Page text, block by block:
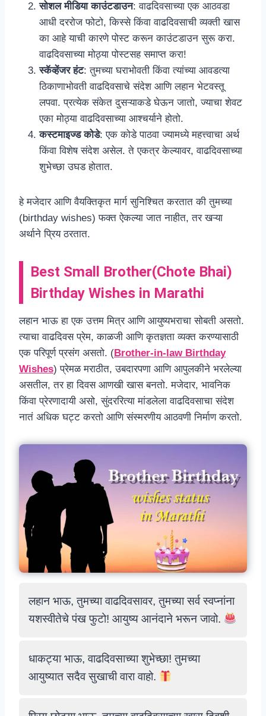
सोशल मीडिया काउंटडाउन: वाढदिवसाच्या एक आठवडा
आधी दररोज फोटो, किस्से किंवा वाढदिवसाची व्यक्ती खास
का आहे याची कारणे पोस्ट करून काउंटडाउन सुरू करा.
वाढदिवसाच्या मोठ्या पोस्टसह समाप्त करा!
स्कॅव्हेंजर हंट: तुमच्या घराभोवती किंवा त्यांच्या आवडत्या
ठिकाणाभोवती वाढदिवसाचे संदेश आणि लहान भेटवस्तू
लपवा. प्रत्येक संकेत दुसऱ्याकडे घेऊन जातो, ज्याचा शेवट
एका मोठ्या वाढदिवसाच्या आश्चर्याने होतो.
कस्टमाइज्ड कोडे: एक कोडे पाठवा ज्यामध्ये महत्त्वाचा अर्थ
किंवा विशेष संदेश असेल. ते एकत्र केल्यावर, वाढदिवसाच्या
शुभेच्छा उघड होतात.
हे मजेदार आणि वैयक्तिकृत मार्ग सुनिश्चित करतात की तुमच्या
(birthday wishes) फक्त ऐकल्या जात नाहीत, तर खऱ्या
अर्थाने प्रिय ठरतात.
Best Small Brother(Chote Bhai)
Birthday Wishes in Marathi
लहान भाऊ हा एक उत्तम मित्र आणि आयुष्यभराचा सोबती असतो.
त्याचा वाढदिवस प्रेम, काळजी आणि कृतज्ञता व्यक्त करण्यासाठी
एक परिपूर्ण प्रसंग असतो. (Brother-in-law Birthday
Wishes) प्रेमळ मराठीत, उबदारपणा आणि आपुलकीने भरलेल्या
असतील, तर हा दिवस आणखी खास बनतो. मजेदार, भावनिक
किंवा प्रेरणादायी असो, सुंदररित्या मांडलेला वाढदिवसाचा संदेश
नातं अधिक घट्ट करतो आणि संस्मरणीय आठवणी निर्माण करतो.
लहान भाऊ, तुमच्या वाढदिवसावर, तुमच्या सर्व स्वप्नांना
यशस्वीतेचे पंख फुटो! आयुष्य आनंदाने भरून जावो.
धाकट्या भाऊ, वाढदिवसाच्या शुभेच्छा! तुमच्या
आयुष्यात सदैव सुखाची वारा वाहो.